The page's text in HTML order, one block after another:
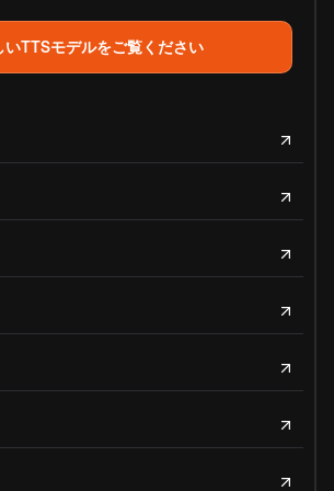
いTTSモデルをご覧ください